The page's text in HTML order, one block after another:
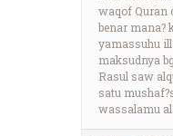
waqof Quran
benar mana?
yamassuhu
maksudnya
Rasul saw
satu
wassalamu